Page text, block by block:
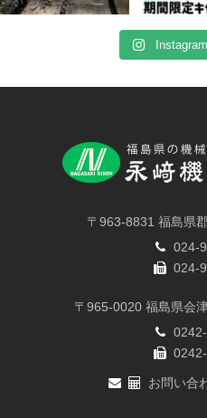
〒963-8831 福島県
024-
024-
〒965-0020 福島県会
お問い合